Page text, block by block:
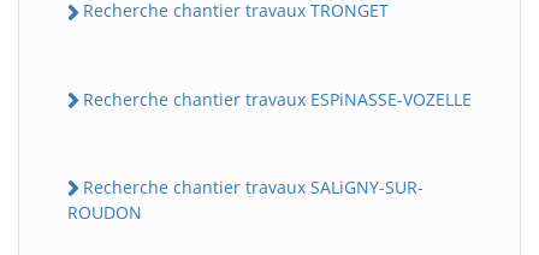
Recherche chantier travaux TRONGET
Recherche chantier travaux ESPiNASSE-VOZELLE
Recherche chantier travaux SALiGNY-SUR-
ROUDON